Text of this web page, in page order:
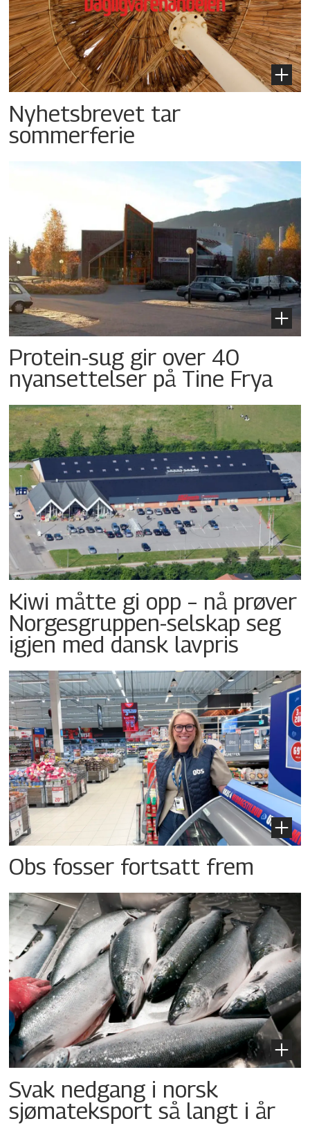
Nyhetsbrevet tar
sommerferie
Protein-sug gir over 40
nyansettelser på Tine Frya
Kiwi måtte gi opp – nå prøver
Norgesgruppen-selskap seg
igjen med dansk lavpris
Obs fosser fortsatt frem
Svak nedgang i norsk
sjømateksport så langt i år